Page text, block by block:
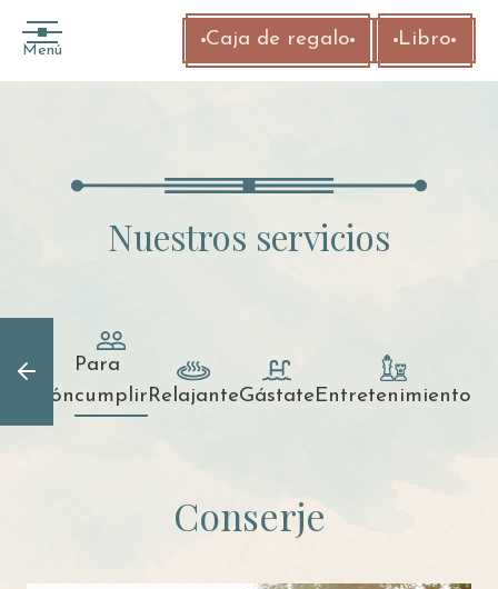
Menú
Caja de regalo Libro
Nuestros servicios
Para
cumplir RelajanteGástate Entretenimiento
Conserje